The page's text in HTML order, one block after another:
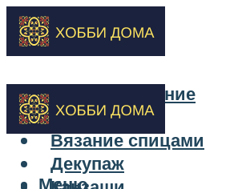
Бисероплетение
Вышивка
Вязание спицами
Декупаж
Меню